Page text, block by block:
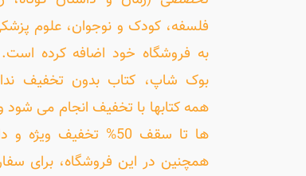
فلسفه، کودک و نوجوان، علوم
به فروشگاه خود اضافه کرده
بوک شاپ، کتاب بدون تخفیف
همه کتابها با تخفیف انجام می شود
ها تا سقف 50% تخفیف
همچنین در این فروشگاه، برای